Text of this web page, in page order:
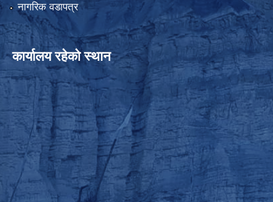
नागरिक वडापत्र
कार्यालय रहेको स्थान